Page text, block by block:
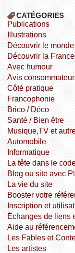
CATÉGORIES
publications
illustrations
découvrir le monde
découvrir la France
avec humour
avis
côté pratique
Francophonie
Brico / Déco
Santé / Bien être
Musique,TV et
Automobile
informatique
la tête dans le
Blog ou site avec
la vie du site
booster votre
inscription et
échanges de liens
aide au
Les Fables et
Les artistes